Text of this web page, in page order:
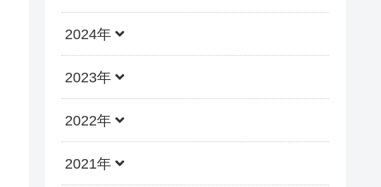
2024年
2023年
2022年
2021年